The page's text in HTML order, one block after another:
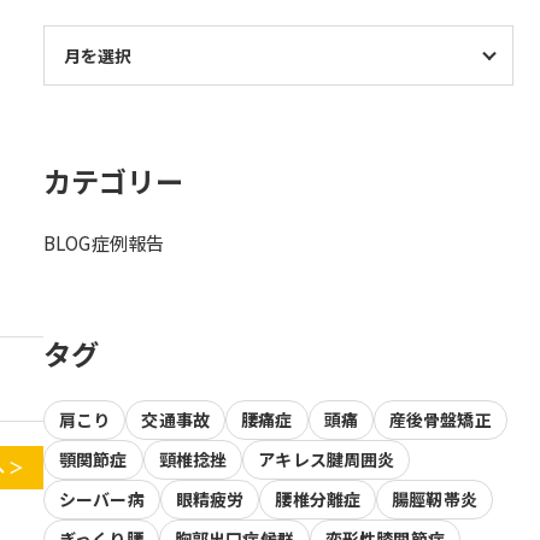
＞
カテゴリー
BLOG症例報告
タグ
肩こり 交通事故 腰痛症 頭痛
産後骨盤矯正
顎関節症
頸椎捻挫
アキレス腱周囲炎
シーバー病
眼精疲労 腰椎分離症
腸脛靭帯炎